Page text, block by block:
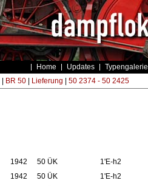
Home Updates Typengalerie
BR 50| Lieferung 50 2374 - 50 2425
1942 50 ÜK 1'E-h2
1942 50 ÜK 1'E-h2